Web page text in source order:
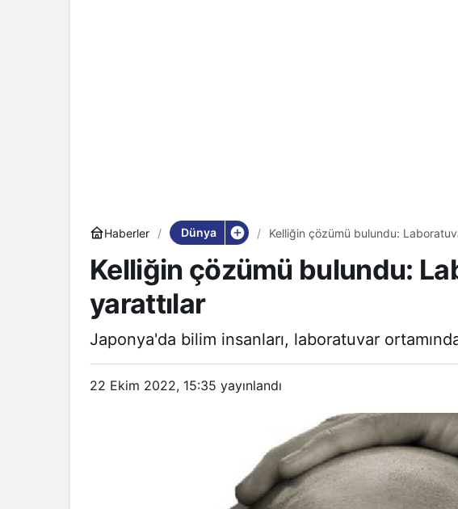
Haberler Dünya Kelliğin çözümü bulundu:
Kelliğin çözümü bulundu:
yarattılar
Japonya'da bilim insanları, laboratuvar
22 Ekim 2022, 15:35 yayınlandı